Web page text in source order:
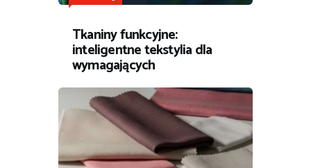
Tkaniny funkcyjne:
inteligentne tekstylia dla
wymagających